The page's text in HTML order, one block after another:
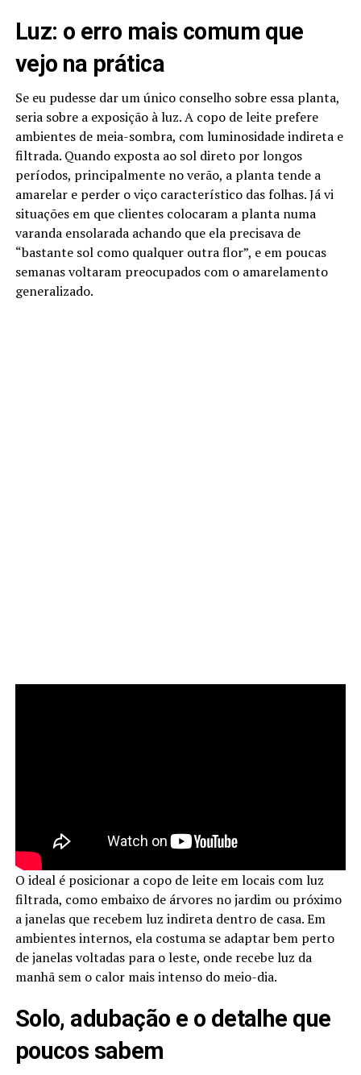
Luz: o erro mais comum que
vejo na prática
Se eu pudesse dar um único conselho sobre essa planta,
seria sobre a exposição à luz. A copo de leite prefere
ambientes de meia-sombra, com luminosidade indireta e
filtrada. Quando exposta ao sol direto por longos
períodos, principalmente no verão, a planta tende a
amarelar e perder o viço característico das folhas. Já vi
situações em que clientes colocaram a planta numa
varanda ensolarada achando que ela precisava de
“bastante sol como qualquer outra flor”, e em poucas
semanas voltaram preocupados com o amarelamento
generalizado.
O ideal é posicionar a copo de leite em locais com luz
filtrada, como embaixo de árvores no jardim ou próximo
a janelas que recebem luz indireta dentro de casa. Em
ambientes internos, ela costuma se adaptar bem perto
de janelas voltadas para o leste, onde recebe luz da
manhã sem o calor mais intenso do meio-dia.
Solo, adubação e o detalhe que
poucos sabem